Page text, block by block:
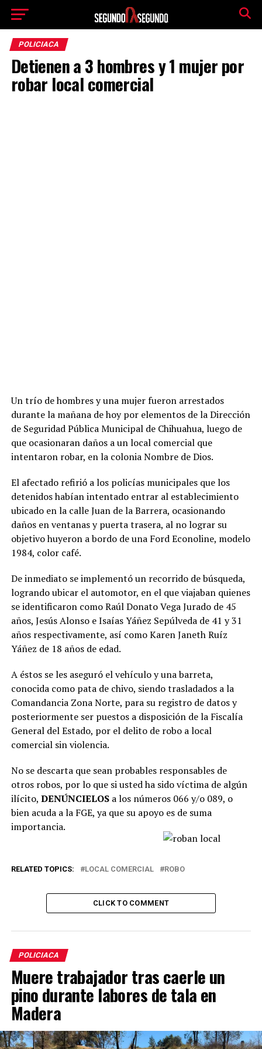
POLICIACA
Detienen a 3 hombres y 1 mujer por
robar local comercial
Un trío de hombres y una mujer fueron arrestados
durante la mañana de hoy por elementos de la Dirección
de Seguridad Pública Municipal de Chihuahua, luego de
que ocasionaran daños a un local comercial que
intentaron robar, en la colonia Nombre de Dios.
El afectado refirió a los policías municipales que los
detenidos habían intentado entrar al establecimiento
ubicado en la calle Juan de la Barrera, ocasionando
daños en ventanas y puerta trasera, al no lograr su
objetivo huyeron a bordo de una Ford Econoline, modelo
1984, color café.
De inmediato se implementó un recorrido de búsqueda,
logrando ubicar el automotor, en el que viajaban quienes
se identificaron como Raúl Donato Vega Jurado de 45
años, Jesús Alonso e Isaías Yáñez Sepúlveda de 41 y 31
años respectivamente, así como Karen Janeth Ruíz
Yáñez de 18 años de edad.
A éstos se les aseguró el vehículo y una barreta,
conocida como pata de chivo, siendo trasladados a la
Comandancia Zona Norte, para su registro de datos y
posteriormente ser puestos a disposición de la Fiscalía
General del Estado, por el delito de robo a local
comercial sin violencia.
No se descarta que sean probables responsables de
otros robos, por lo que si usted ha sido víctima de algún
ilícito, DENÚNCIELOSa los números 066 y/o 089, o
bien acuda a la FGE, ya que su apoyo es de suma
importancia.
RELATED TOPICS: LOCAL COMERCIAL ROBO
CLICK TO COMMENT
POLICIACA
Muere trabajador tras caerle un
pino durante labores de tala en
Madera